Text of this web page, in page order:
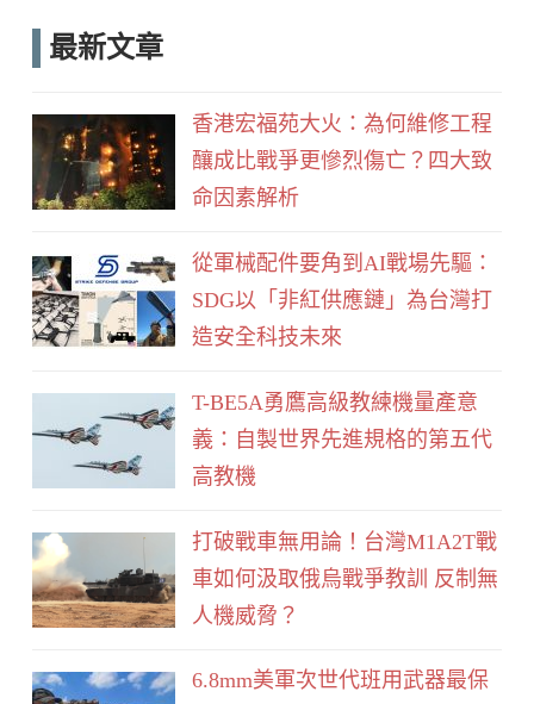
c
o
k
e
最新文章
香港宏福苑大火：為何維修工程
釀成比戰爭更慘烈傷亡？四大致
命因素解析
從軍械配件要角到AI戰場先驅：
SDG以「非紅供應鏈」為台灣打
造安全科技未來
T-BE5A勇鷹高級教練機量產意
義：自製世界先進規格的第五代
高教機
打破戰車無用論！台灣M1A2T戰
車如何汲取俄烏戰爭教訓 反制無
人機威脅？
6.8mm美軍次世代班用武器最保